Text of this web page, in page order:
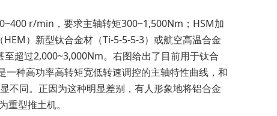
r/min，要求主轴转矩300~1,500Nm；HSM加
）新型钛合金材（Ti-5-5-5-3）或航空高温合金
超过2,000~3,000Nm。右图给出了目前用于钛合
种高功率高转矩宽低转速调控的主轴特性曲线，和
不同。正因为这种明显差别，有人形象地将铝合金
型推土机。